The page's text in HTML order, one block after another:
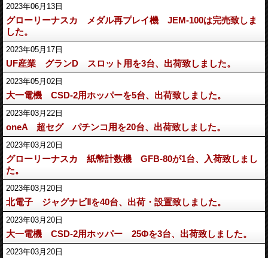
2023年06月13日
グローリーナスカ メダル再プレイ機 JEM-100は完売致しま
した。
2023年05月17日
UF産業 グランD スロット用を3台、出荷致しました。
2023年05月02日
大一電機 CSD-2用ホッパーを5台、出荷致しました。
2023年03月22日
oneA 超セグ パチンコ用を20台、出荷致しました。
2023年03月20日
グローリーナスカ 紙幣計数機 GFB-80が1台、入荷致しまし
た。
2023年03月20日
北電子 ジャグナビⅡを40台、出荷・設置致しました。
2023年03月20日
大一電機 CSD-2用ホッパー 25Φを3台、出荷致しました。
2023年03月20日